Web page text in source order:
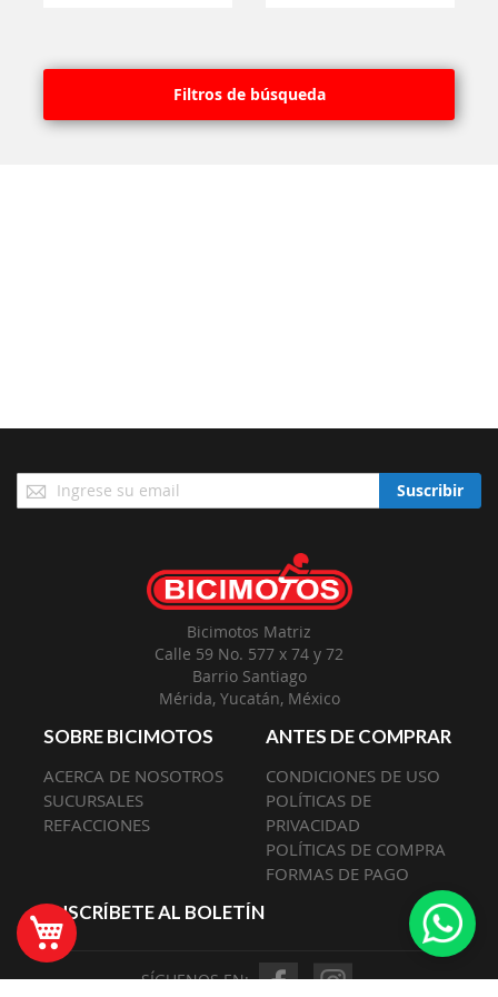
Mi Carrito
Filtros de búsqueda
Suscríbase
a
Suscribir
Bicimotos Matriz
Calle 59 No. 577 x 74 y 72
Barrio Santiago
Mérida, Yucatán, México
SOBRE BICIMOTOS
ACERCA DE NOSOTROS
SUCURSALES
REFACCIONES
ANTES DE COMPRAR
CONDICIONES DE USO
POLÍTICAS DE
PRIVACIDAD
POLÍTICAS DE COMPRA
FORMAS DE PAGO
SUSCRÍBETE AL BOLETÍN
SÍGUENOS EN: